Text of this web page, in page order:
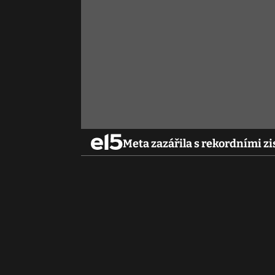
Meta zazářila s rekordními